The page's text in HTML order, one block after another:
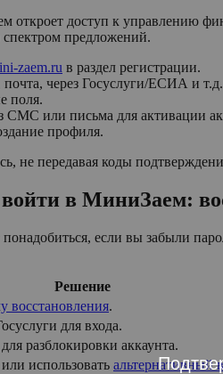
откроет доступ к управлению
предложений.
zaem.ru в раздел регистрации.
через Госуслуги/ЕСИА и
поля.
или письма для активации
профиля.
не передавая коды
в МиниЗаем:
если вы забыли
Решение
восстановления.
для входа.
разблокировки аккаунта.
использовать альтернативный